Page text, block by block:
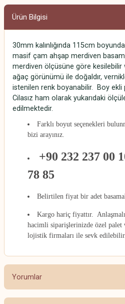
Ürün Bilgisi
30mm kalınlığında 115cm
masif çam ahşap merdiven
merdiven ölçüsüne göre kesilebilir
ağaç görünümü ile doğaldır,
istenilen renk boyanabilir. Boy ekli
Cilasız ham olarak yukarıdaki
edilmektedir.
Farklı boyut seçenekleri
bizi arayınız.
+90 232 237 00
78 85
Belirtilen fiyat bir adet
Kargo hariç fiyattır.
hacimli siparişlerinizde özel palet
lojistik firmaları ile sevk
Yorumlar